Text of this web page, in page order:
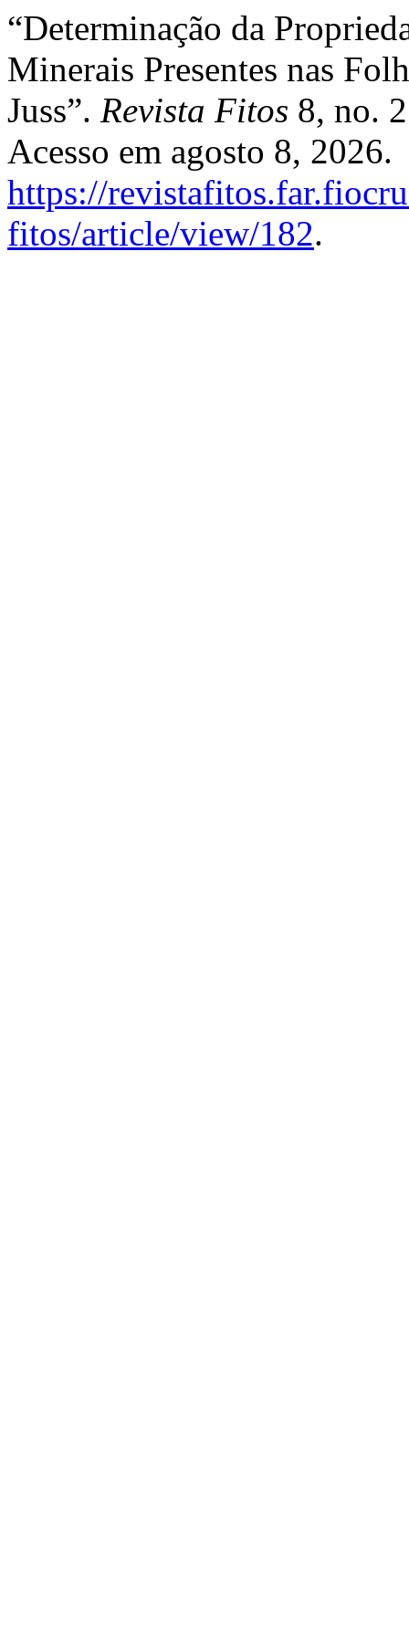
“Determinação da
Minerais Presentes nas
Juss”. Revista Fitos 8, no.
Acesso em agosto 8, 2026.
https://
fitos/article/view/182.